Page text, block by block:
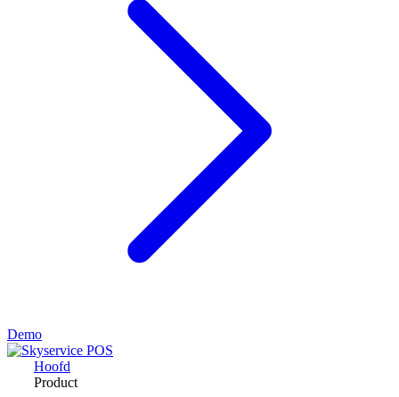
Demo
Hoofd
Product